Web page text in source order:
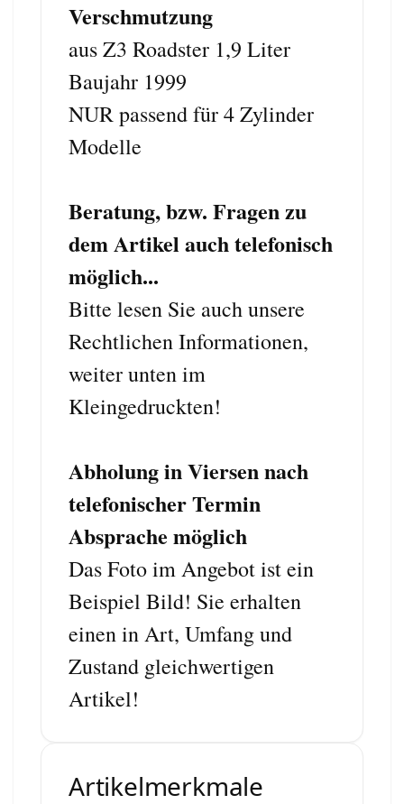
Verschmutzung
aus Z3 Roadster 1,9 Liter
Baujahr 1999
NUR passend für 4 Zylinder
Modelle
Beratung, bzw. Fragen zu
dem Artikel auch telefonisch
möglich...
Bitte lesen Sie auch unsere
Rechtlichen Informationen,
weiter unten im
Kleingedruckten!
Abholung in Viersen nach
telefonischer Termin
Absprache möglich
Das Foto im Angebot ist ein
Beispiel Bild! Sie erhalten
einen in Art, Umfang und
Zustand gleichwertigen
Artikel!
Artikelmerkmale